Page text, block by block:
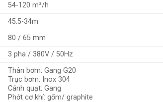
54-120 m³/h
45.5-34m
80 / 65 mm
3 pha / 380V / 50Hz
Thân bơm: Gang G20
Trục bơm: Inox 304
Cánh quạt: Gang
Phớt cơ khí: gốm/ graphite